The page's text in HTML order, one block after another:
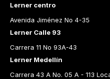
Lerner centro
Avenida Jiménez No 4-35
Lerner Calle 93
Carrera 11 No 93A-43
Lerner Medellín
Carrera 43 A No. 05 A - 113